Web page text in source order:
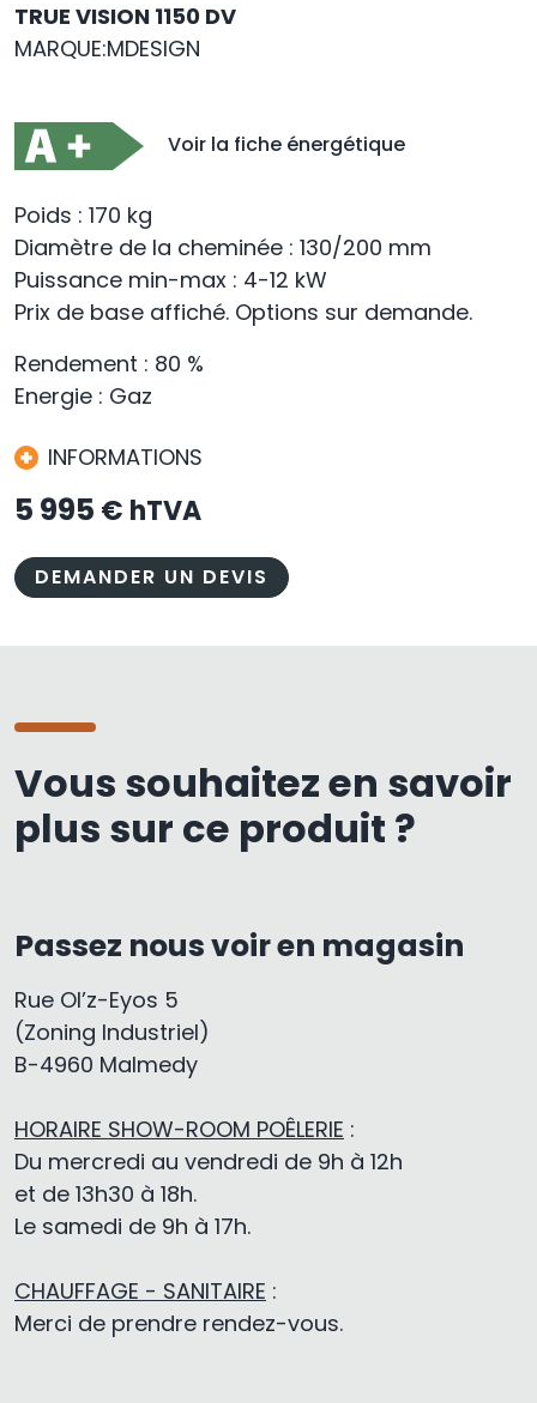
TRUE VISION 1150 DV
MARQUE:MDESIGN
Voir la fiche énergétique
Poids : 170 kg
Diamètre de la cheminée : 130/200 mm
Puissance min-max : 4-12 kW
Prix de base affiché. Options sur demande.
Rendement : 80 %
Energie : Gaz
INFORMATIONS
5 995 € hTVA
DEMANDER UN DEVIS
Vous souhaitez en savoir
plus sur ce produit ?
Passez nous voir en magasin
Rue Ol’z-Eyos 5
(Zoning Industriel)
B-4960 Malmedy
HORAIRE SHOW-ROOM POÊLERIE :
Du mercredi au vendredi de 9h à 12h
et de 13h30 à 18h.
Le samedi de 9h à 17h.
CHAUFFAGE - SANITAIRE :
Merci de prendre rendez-vous.